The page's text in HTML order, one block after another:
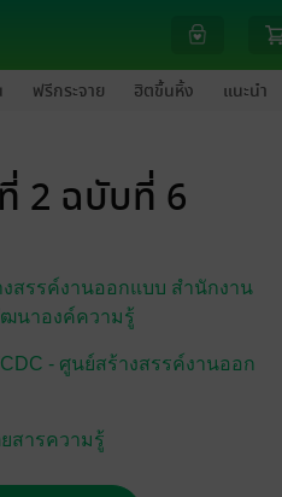
ฟรีกระจาย ฮิตขึ้นหิ้ง แนะนำ
2 ฉบับที่ 6
สรรค์งานออกแบบ สำนักงาน
นาองค์ความรู้
- ศูนย์สร้างสรรค์งานออก
สารความรู้